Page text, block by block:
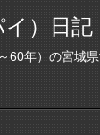
イ）日記
60年）の宮城